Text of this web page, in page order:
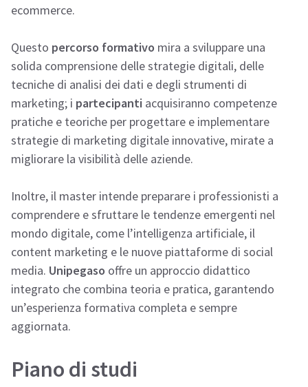
ecommerce.
Questo percorso formativo mira a sviluppare una
solida comprensione delle strategie digitali, delle
tecniche di analisi dei dati e degli strumenti di
marketing; i partecipanti acquisiranno competenze
pratiche e teoriche per progettare e implementare
strategie di marketing digitale innovative, mirate a
migliorare la visibilità delle aziende.
Inoltre, il master intende preparare i professionisti a
comprendere e sfruttare le tendenze emergenti nel
mondo digitale, come l’intelligenza artificiale, il
content marketing e le nuove piattaforme di social
media. Unipegaso offre un approccio didattico
integrato che combina teoria e pratica, garantendo
un’esperienza formativa completa e sempre
aggiornata.
Piano di studi